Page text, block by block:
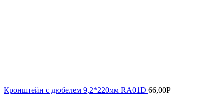
Кронштейн с дюбелем 9,2*220мм RA01D 66,00Р